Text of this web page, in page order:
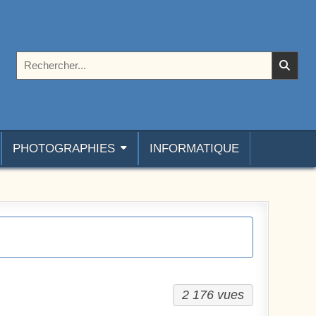
PHOTOGRAPHIES INFORMATIQUE
2 176 vues